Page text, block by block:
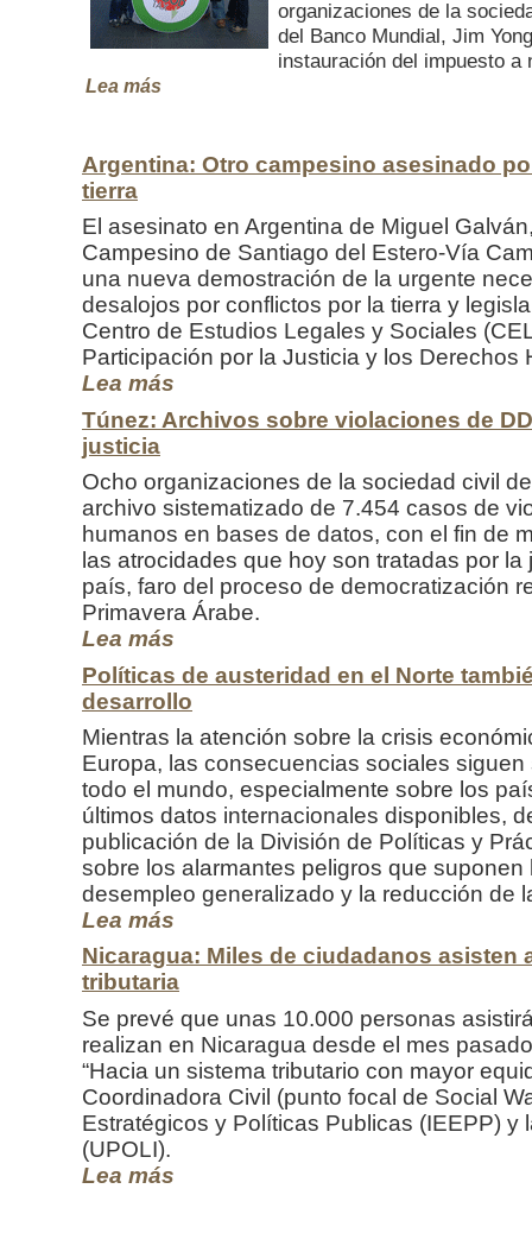
organizaciones de la
del Banco Mundial, Jim
instauración del impuesto a
Lea más
Argentina: Otro campesino asesinado
tierra
El asesinato en Argentina de Miguel
Campesino de Santiago del Estero-Vía
una nueva demostración de la urgente
desalojos por conflictos por la tierra y
Centro de Estudios Legales y Sociales
Participación por la Justicia y los Derechos
Lea más
Túnez: Archivos sobre violaciones de
justicia
Ocho organizaciones de la sociedad civil
archivo sistematizado de 7.454 casos de
humanos en bases de datos, con el fin de
las atrocidades que hoy son tratadas por
país, faro del proceso de democratización
Primavera Árabe.
Lea más
Políticas de austeridad en el Norte
desarrollo
Mientras la atención sobre la crisis
Europa, las consecuencias sociales
todo el mundo, especialmente sobre los
últimos datos internacionales disponibles,
publicación de la División de Políticas y
sobre los alarmantes peligros que
desempleo generalizado y la reducción de
Lea más
Nicaragua: Miles de ciudadanos asisten
tributaria
Se prevé que unas 10.000 personas
realizan en Nicaragua desde el mes
“Hacia un sistema tributario con mayor
Coordinadora Civil (punto focal de Social
Estratégicos y Políticas Publicas (IEEPP) y
(UPOLI).
Lea más